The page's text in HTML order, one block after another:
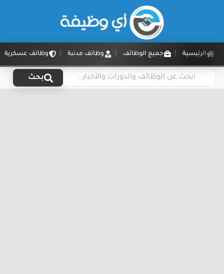
الرئيسية جميع الوظائف وظائف مدنية وظائف عسكرية
بحث